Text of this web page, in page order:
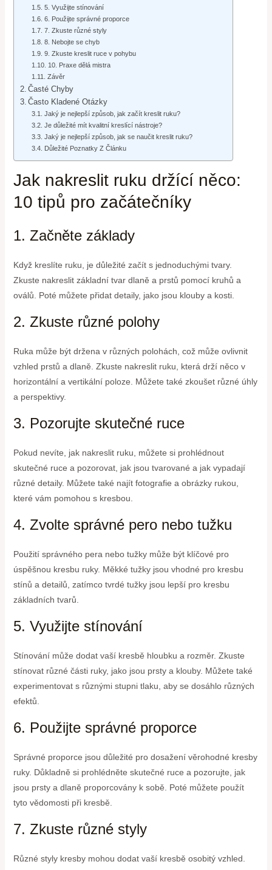
5. Využijte stínování
6. Použijte správné proporce
7. Zkuste různé styly
8. Nebojte se chyb
9. Zkuste kreslit ruce v pohybu
10. Praxe dělá mistra
Závěr
Časté Chyby
Často Kladené Otázky
Jaký je nejlepší způsob, jak začít kreslit ruku?
Je důležité mít kvalitní kreslící nástroje?
Jaký je nejlepší způsob, jak se naučit kreslit ruku?
Důležité Poznatky Z Článku
Jak nakreslit ruku držící něco:
10 tipů pro začátečníky
1. Začněte základy
Když kreslíte ruku, je důležité začít s jednoduchými tvary.
Zkuste nakreslit základní tvar dlaně a prstů pomocí kruhů a
oválů. Poté můžete přidat detaily, jako jsou klouby a kosti.
2. Zkuste různé polohy
Ruka může být držena v různých polohách, což může ovlivnit
vzhled prstů a dlaně. Zkuste nakreslit ruku, která drží něco v
horizontální a vertikální poloze. Můžete také zkoušet různé úhly
a perspektivy.
3. Pozorujte skutečné ruce
Pokud nevíte, jak nakreslit ruku, můžete si prohlédnout
skutečné ruce a pozorovat, jak jsou tvarované a jak vypadají
různé detaily. Můžete také najít fotografie a obrázky rukou,
které vám pomohou s kresbou.
4. Zvolte správné pero nebo tužku
Použití správného pera nebo tužky může být klíčové pro
úspěšnou kresbu ruky. Měkké tužky jsou vhodné pro kresbu
stínů a detailů, zatímco tvrdé tužky jsou lepší pro kresbu
základních tvarů.
5. Využijte stínování
Stínování může dodat vaší kresbě hloubku a rozměr. Zkuste
stínovat různé části ruky, jako jsou prsty a klouby. Můžete také
experimentovat s různými stupni tlaku, aby se dosáhlo různých
efektů.
6. Použijte správné proporce
Správné proporce jsou důležité pro dosažení věrohodné kresby
ruky. Důkladně si prohlédněte skutečné ruce a pozorujte, jak
jsou prsty a dlaně proporcovány k sobě. Poté můžete použít
tyto vědomosti při kresbě.
7. Zkuste různé styly
Různé styly kresby mohou dodat vaší kresbě osobitý vzhled.